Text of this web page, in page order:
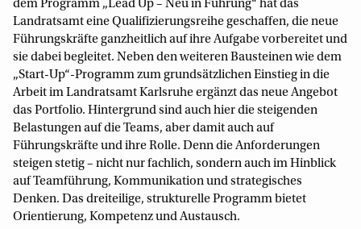
dem Programm „Lead Up – Neu in Führung“ hat das
Landratsamt eine Qualifizierungsreihe geschaffen, die neue
Führungskräfte ganzheitlich auf ihre Aufgabe vorbereitet und
sie dabei begleitet. Neben den weiteren Bausteinen wie dem
„Start-Up“-Programm zum grundsätzlichen Einstieg in die
Arbeit im Landratsamt Karlsruhe ergänzt das neue Angebot
das Portfolio. Hintergrund sind auch hier die steigenden
Belastungen auf die Teams, aber damit auch auf
Führungskräfte und ihre Rolle. Denn die Anforderungen
steigen stetig – nicht nur fachlich, sondern auch im Hinblick
auf Teamführung, Kommunikation und strategisches
Denken. Das dreiteilige, strukturelle Programm bietet
Orientierung, Kompetenz und Austausch.